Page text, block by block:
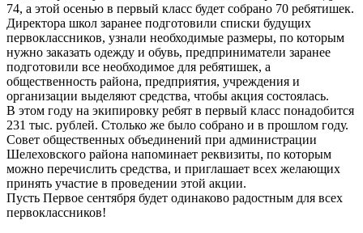
74, а этой осенью в первый класс будет собрано 70 ребятишек.
Директора школ заранее подготовили списки будущих
первоклассников, узнали необходимые размеры, по которым
нужно заказать одежду и обувь, предприниматели заранее
подготовили все необходимое для ребятишек, а
общественность района, предприятия, учреждения и
организации выделяют средства, чтобы акция состоялась.
В этом году на экипировку ребят в первый класс понадобится
231 тыс. рублей. Столько же было собрано и в прошлом году.
Совет общественных объединений при администрации
Шелеховского района напоминает реквизиты, по которым
можно перечислить средства, и приглашает всех желающих
принять участие в проведении этой акции.
Пусть Первое сентября будет одинаково радостным для всех
первоклассников!